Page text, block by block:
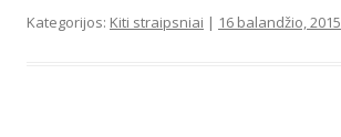
Kategorijos: Kiti straipsniai | 16 balandžio, 2015